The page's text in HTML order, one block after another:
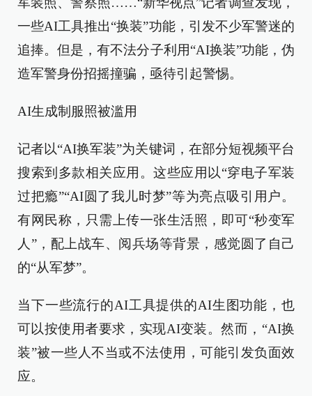
一些AI工具推出“换装”功能，引发不少军警迷的
追捧。但是，有不法分子利用“AI换装”功能，伪
造军警身份招摇撞骗，亟待引起警惕。
AI生成制服照被滥用
记者以“AI换军装”为关键词，在部分短视频平台
搜索到多款相关应用。这些应用以“穿电子军装
过把瘾”“AI圆了我儿时梦”等为亮点吸引用户。
有网民称，只需上传一张生活照，即可“秒变军
人”，配上战车、阅兵场等背景，感觉圆了自己
的“从军梦”。
当下一些流行的AI工具提供的AI生图功能，也
可以按使用者要求，实现AI变装。然而，“AI换
装”被一些人不当或不法使用，可能引发负面效
应。